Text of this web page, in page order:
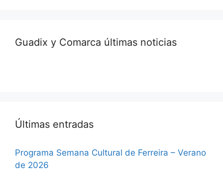
Guadix y Comarca últimas noticias
Últimas entradas
Programa Semana Cultural de Ferreira – Verano
de 2026